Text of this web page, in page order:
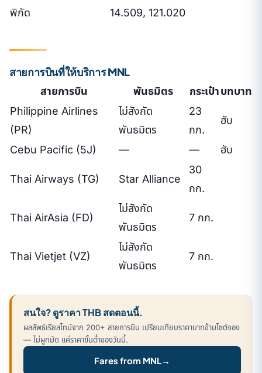
พิกัด 14.509, 121.020
สายการบินที่ให้บริการ MNL
สายการบิน พันธมิตร กระเป๋าบทบาท
Philippine Airlines
(PR)
ไม่สังกัด
พันธมิตร
23
กก.
ฮับ
Cebu Pacific (5J) — — ฮับ
Thai Airways (TG) Star Alliance
30
กก.
Thai AirAsia (FD)
ไม่สังกัด
พันธมิตร
7 กก.
Thai Vietjet (VZ)
ไม่สังกัด
พันธมิตร
7 กก.
สนใจ? ดูราคา THB สดตอนนี้.
ผลลัพธ์เรียลไทม์จาก 200+ สายการบิน เปรียบเทียบราคาบาทข้ามไซต์จอง
— ไม่ผูกมัด แค่ราคาขั้นต่ำของวันนี้.
Fares from MNL→